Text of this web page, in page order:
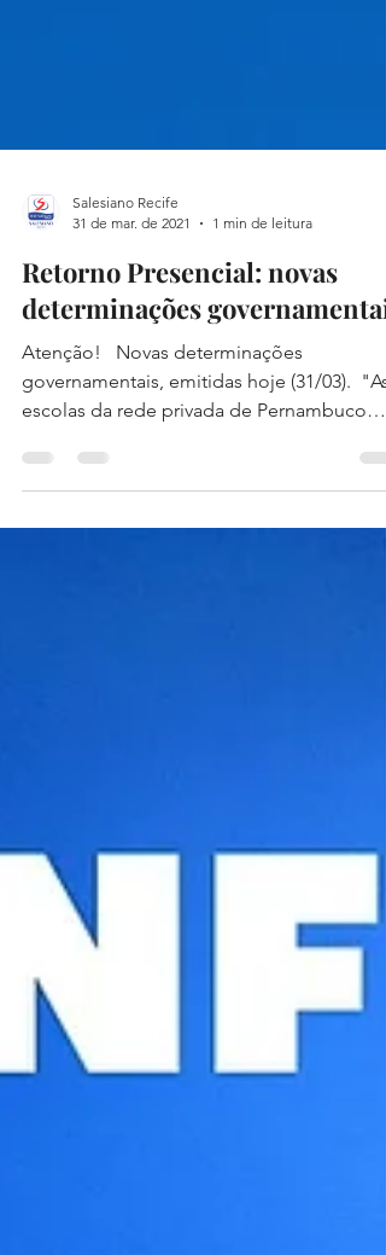
31 de mar. de 2021
1 min de leitura
Retorno Presencial: novas
determinações governamentais
Atenção! ⁣ ⁣ Novas determinações
governamentais, emitidas hoje (31/03).⁣ ⁣ "As
escolas da rede privada de Pernambuco